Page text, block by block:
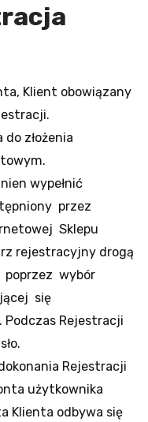
Klient obowiązany
złożenia
wypełnić
przez
Sklepu
rejestracyjny drogą
poprzez wybór
się
Rejestracji
Rejestracji
użytkownika
Klienta odbywa się